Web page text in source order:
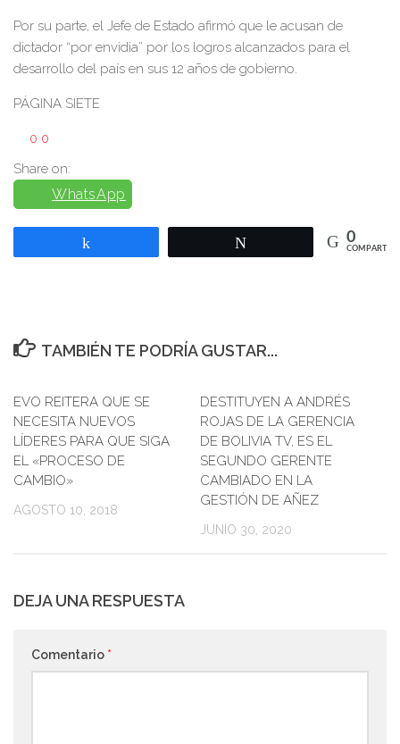
Por su parte, el Jefe de Estado afirmó que le acusan de
dictador “por envidia” por los logros alcanzados para el
desarrollo del país en sus 12 años de gobierno.
PÁGINA SIETE
0 0
Share on:
WhatsApp
0
COMPARTIR
TAMBIÉN TE PODRÍA GUSTAR...
EVO REITERA QUE SE
NECESITA NUEVOS
LÍDERES PARA QUE SIGA
EL «PROCESO DE
CAMBIO»
AGOSTO 10, 2018
DESTITUYEN A ANDRÉS
ROJAS DE LA GERENCIA
DE BOLIVIA TV, ES EL
SEGUNDO GERENTE
CAMBIADO EN LA
GESTIÓN DE AÑEZ
JUNIO 30, 2020
DEJA UNA RESPUESTA
Comentario *